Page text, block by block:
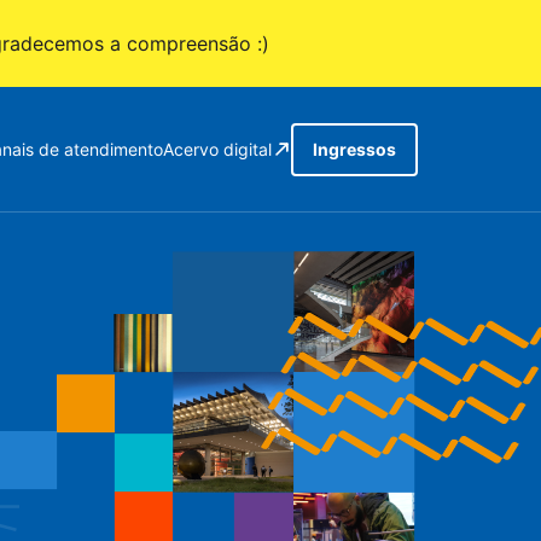
a compreensão :)
de atendimentoAcervo digital Ingressos